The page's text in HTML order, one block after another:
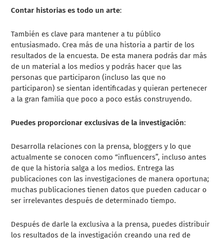
Contar historias es todo un arte:
También es clave para mantener a tu público
entusiasmado. Crea más de una historia a partir de los
resultados de la encuesta. De esta manera podrás dar más
de un material a los medios y podrás hacer que las
personas que participaron (incluso las que no
participaron) se sientan identificadas y quieran pertenecer
a la gran familia que poco a poco estás construyendo.
Puedes proporcionar exclusivas de la investigación:
Desarrolla relaciones con la prensa, bloggers y lo que
actualmente se conocen como “influencers”, incluso antes
de que la historia salga a los medios. Entrega las
publicaciones con las investigaciones de manera oportuna;
muchas publicaciones tienen datos que pueden caducar o
ser irrelevantes después de determinado tiempo.
Después de darle la exclusiva a la prensa, puedes distribuir
los resultados de la investigación creando una red de